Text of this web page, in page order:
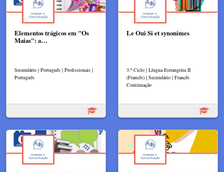
Elementos trágicos em "Os
Maias": a…
Secundário | Português | Profissionais |
Português
Le Oui Si et synonimes
3.º Ciclo | Língua Estrangeira II
(Francês) | Secundário | Francês
Continuação